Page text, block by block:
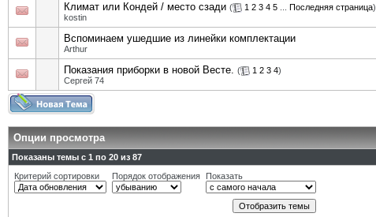
Климат или Кондей / место сзади ( 1 2 3 4 5 Последняя страница)
kostin
Вспоминаем ушедшие из линейки комплектации
Arthur
Показания приборки в новой Весте. ( 1 2 3 4)
Сергей 74
Опции просмотра
Показаны темы с 1 по 20 из 87
Критерий сортировки
Порядок отображения Показать